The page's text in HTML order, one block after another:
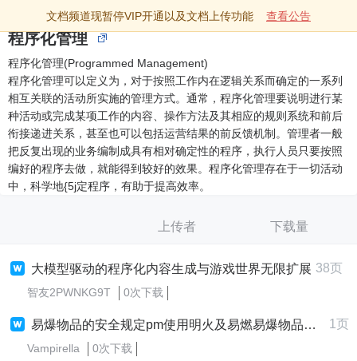
文档频道现暂停VIP开通以及文档上传功能 查看公告
程序化管理
程序化管理(Programmed Management)
程序化管理可以定义为，对于按照工作内在逻辑关系而确定的一系列
相互关联的活动所实施的管理方式。通常，程序化管理要说明进行某
种活动或完成某项工作的内容、操作方法及其相应的规则系统和前后
衔接递进关系，甚至也可以包括运营结果的前反馈机制。管理者一般
把反复出现的业务编制成具有相对确定性的程序，执行人员只要按照
编好的程序去做，就能得到较好的效果。程序化管理存在于一切活动
中，科学地{5j定程序，有助于提高效率。
上传者 下载量
大模型驱动的程序化内容生成与游戏世界无限扩展 38页
智友2PWNKG9T 0次下载
易爆物品的安全规定pm使用明火及易燃易爆物品的安全规定 1页
Vampirella 0次下载